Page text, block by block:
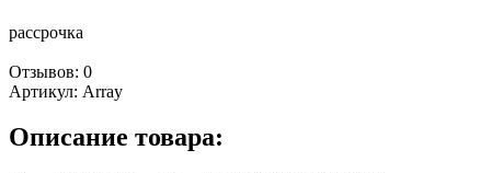
рассрочка
Отзывов: 0
Артикул: Array
Описание товара: